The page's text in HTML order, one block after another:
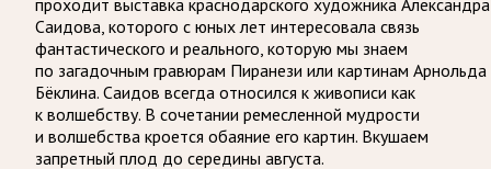
Саидова, которого с юных лет интересовала связь
фантастического и реального, которую мы знаем
по загадочным гравюрам Пиранези или картинам Арнольда
Бёклина. Саидов всегда относился к живописи как
к волшебству. В сочетании ремесленной мудрости
и волшебства кроется обаяние его картин. Вкушаем
запретный плод до середины августа.